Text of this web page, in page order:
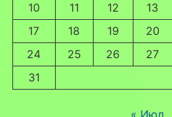
10
11 12 13
17
18 19 20
24
25 26 27
31
« Июл